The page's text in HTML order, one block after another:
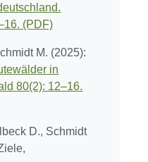
(PDF)
M. (2025):
in
80(2): 12–16.
D., Schmidt